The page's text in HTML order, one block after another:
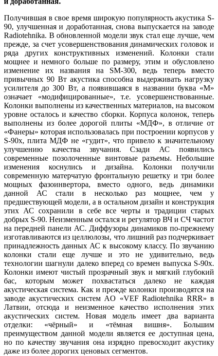
Получившая в свое время широкую популярность акустика S-
90, улучшенная и доработанная, снова выпускается на заводе
Radiotehnika. В обновленной модели звук стал еще лучше, чем
прежде, за счет усовершенствования динамических головок и
ряда других конструктивных изменений. Колонки стали
мощнее и немного больше по размеру, этим и обусловлено
изменение их названия на SM-300, ведь теперь вместо
привычных 90 Вт акустика способна выдерживать нагрузку
усилителя до 300 Вт, а появившаяся в названии буква «М»
означает «модифицированные», т.е. усовершенствованные.
Колонки выполнены из качественных материалов, на высоком
уровне осталось и качество сборки. Корпуса колонок, теперь
выполнены из более дорогой плиты «МДФ», в отличие от
«Фанеры» которая использовалась при построении корпусов у
S-90х, плита МДФ не «гудит», что привело к значительному
улучшению качества звучания. Сзади АС появились
современные позолоченные винтовые разъемы. Небольшие
изменения коснулись и дизайна. Колонки получили
современную матерчатую фронтальную решетку и три более
мощных фазоинвертора, вместо одного, ведь динамики
данной АС стали в несколько раз мощнее, чем у
предшествующей модели, а в остальном дизайн и конструкция
этих АС сохранили в себе все черты и традиции старых
добрых S-90. Неизменным остался и регулятор ВЧ и СЧ частот
на передней панели АС. Диффузоры динамиков по-прежнему
изготавливаются из целлюлозы, что лишний раз подчеркивает
принадлежность данных АС к высокому классу. По звучанию
колонки стали еще лучше и это не удивительно, ведь
технологии шагнули далеко вперед со времен выпуска S-90х.
Колонки имеют чистый прозрачный звук и мягкий глубокий
бас, которым может похвастаться далеко не каждая
акустическая система. Как и прежде колонки производятся на
заводе акустических систем AO «VEF Radiotehnika RRR» в
Латвии, отсюда и неизменное качество исполнения этих
акустических систем. Новая модель имеет два варианта
отделки: «чёрный» и «тёмная вишня». Большим
преимуществом данной модели является ее доступная цена,
но по качеству звучания она изрядно превосходит акустику
даже из более дорогих ценовых сегментов.